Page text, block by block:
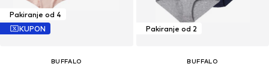
Pakiranje od 4
KUPON
BUFFALO
Pakiranje od 2
BUFFALO